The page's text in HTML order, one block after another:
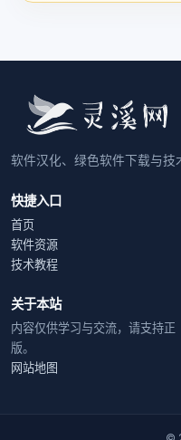
软件汉化、绿色软件下载与技
快捷入口
首页
软件资源
技术教程
关于本站
内容仅供学习与交流，请支持正
版。
网站地图